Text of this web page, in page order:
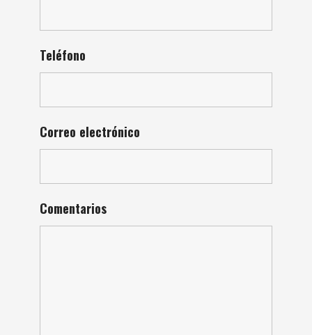
Teléfono
Correo electrónico
Comentarios